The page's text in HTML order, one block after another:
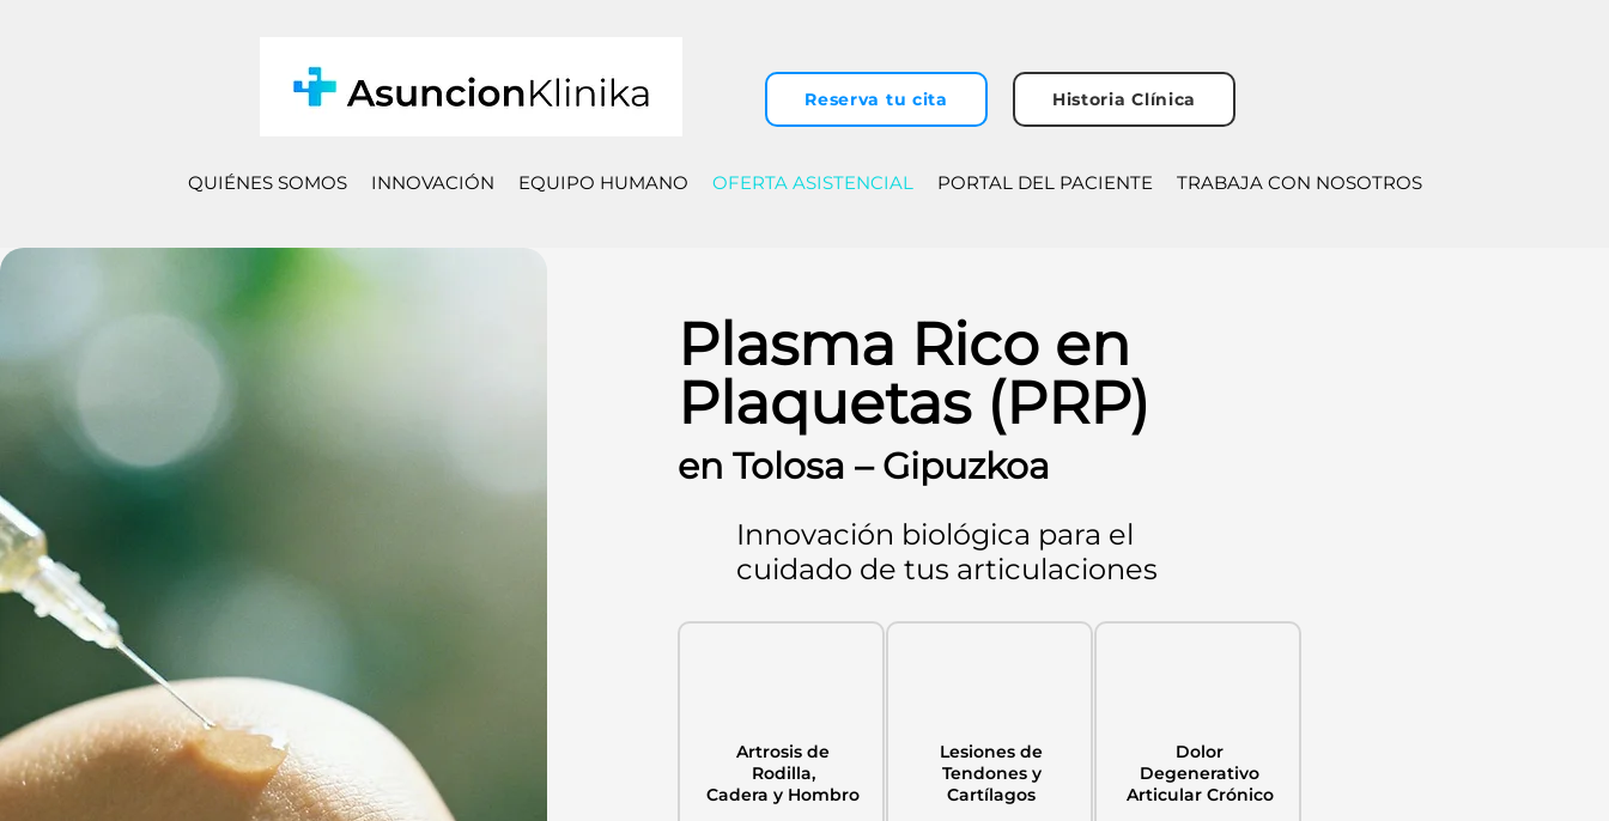
Reserva tu cita Historia Clínica
QUIÉNES SOMOS INNOVACIÓN EQUIPO HUMANO OFERTA ASISTENCIAL PORTAL DEL PACIENTE TRABAJA CON NOSOTROS
Plasma Rico en
Plaquetas (PRP)
en Tolosa – Gipuzkoa
Innovación biológica para el
cuidado de tus articulaciones
Artrosis de
Rodilla,
Cadera y Hombro
Lesiones de
Tendones y
Cartílagos
Dolor
Degenerativo
Articular Crónico